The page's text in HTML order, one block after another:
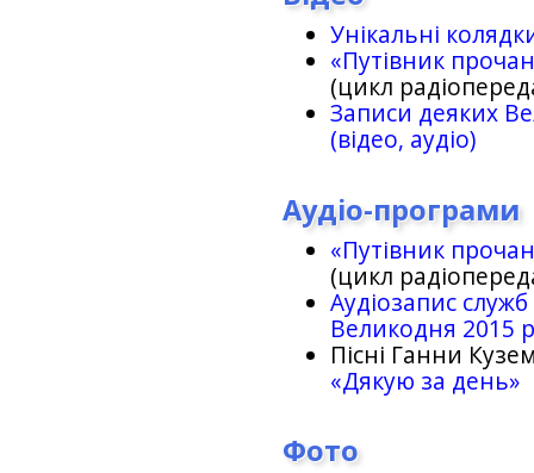
Унікальні
«Путівник
(цикл
Записи деяких
(відео, аудіо)
Аудіо-програми
«Путівник
(цикл
Аудіозапис
Великодня 2015
Пісні Ганни
«Дякую за день»
Фото